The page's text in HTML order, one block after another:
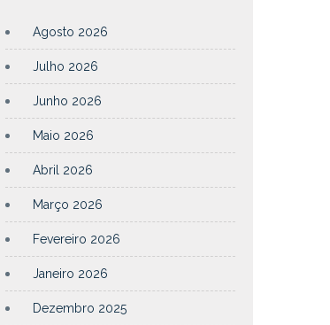
Agosto 2026
Julho 2026
Junho 2026
Maio 2026
Abril 2026
Março 2026
Fevereiro 2026
Janeiro 2026
Dezembro 2025